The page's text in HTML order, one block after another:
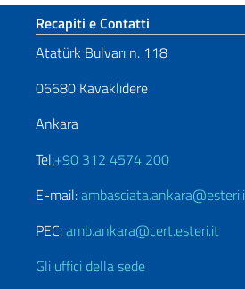
Sezione footer
Recapiti e Contatti
Atatürk Bulvarı n. 118
06680 Kavaklıdere
Ankara
Tel:+90 312 4574 200
E-mail:
PEC:amb.ankara@cert.esteri.it
Gli uffici della sede